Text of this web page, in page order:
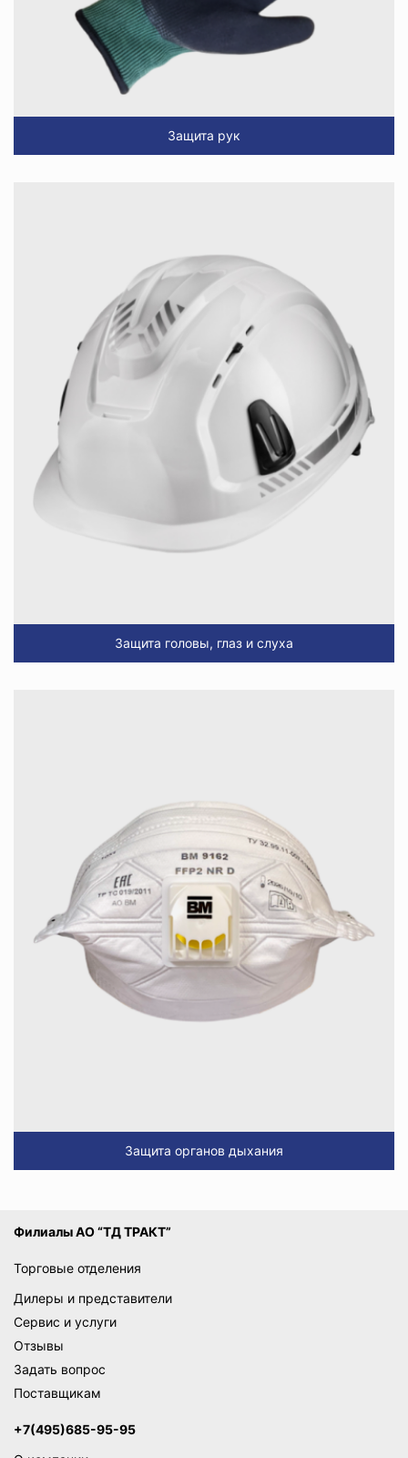
Защита рук
Защита головы, глаз и слуха
Защита органов дыхания
Филиалы АО “ТД ТРАКТ”
Торговые отделения
Дилеры и представители
Сервис и услуги
Отзывы
Задать вопрос
Поставщикам
+7(495)685-95-95